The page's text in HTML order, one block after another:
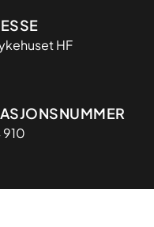
HF
910